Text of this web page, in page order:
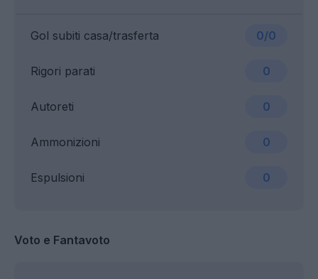
Gol subiti casa/trasferta 0/0
Ammonizioni 0
Rigori parati 0
Espulsioni 0
Autoreti 0
Voto e Fantavoto